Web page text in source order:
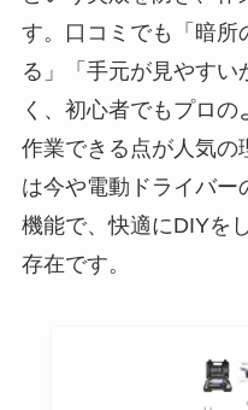
す。口コミでも「暗所
る」「手元が見やすい
く、初心者でもプロ
作業できる点が人気の
は今や電動ドライバー
機能で、快適にDIYを
存在です。